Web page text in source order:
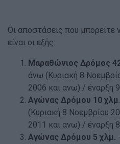
Οι αποστάσεις που
είναι οι εξής:
Mαραθώνιος Δρόμος
άνω (Κυριακή 8
2006 και ανω) / έναρξη
Αγώνας Δρόμου 10 χλμ
(Κυριακή 8 Νοεμβρίου
2011 και ανω) / έναρξη
Αγώνας Δρόμου 5 χλμ.